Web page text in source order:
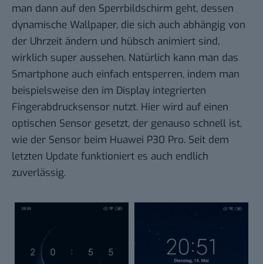
man dann auf den Sperrbildschirm geht, dessen
dynamische Wallpaper, die sich auch abhängig von
der Uhrzeit ändern und hübsch animiert sind,
wirklich super aussehen. Natürlich kann man das
Smartphone auch einfach entsperren, indem man
beispielsweise den im Display integrierten
Fingerabdrucksensor nutzt. Hier wird auf einen
optischen Sensor gesetzt, der genauso schnell ist,
wie der Sensor beim Huawei P30 Pro. Seit dem
letzten Update funktioniert es auch endlich
zuverlässig.